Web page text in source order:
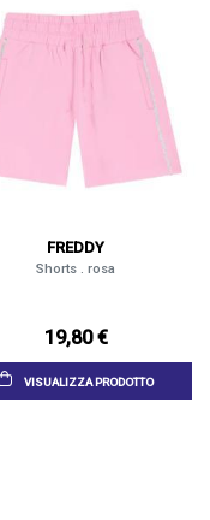
FREDDY
Shorts . rosa
19,80 €
VISUALIZZA PRODOTTO